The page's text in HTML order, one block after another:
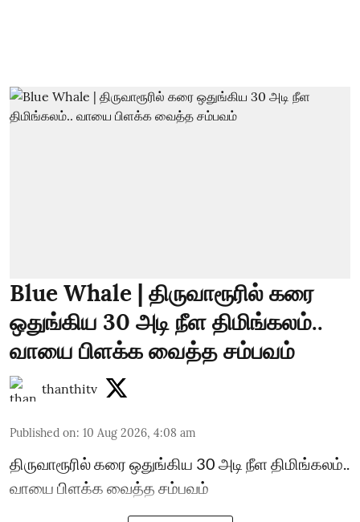
Blue Whale | திருவாரூரில் கரை
ஒதுங்கிய 30 அடி நீள திமிங்கலம்..
வாயை பிளக்க வைத்த சம்பவம்
thanthitv
Published on: 10 Aug 2026, 4:08 am
திருவாரூரில் கரை ஒதுங்கிய 30 அடி நீள திமிங்கலம்..
வாயை பிளக்க வைத்த சம்பவம்